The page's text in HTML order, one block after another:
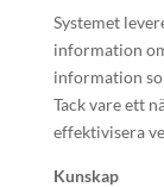
Systemet
information
information
Tack vare ett
effektivisera
Kunskap